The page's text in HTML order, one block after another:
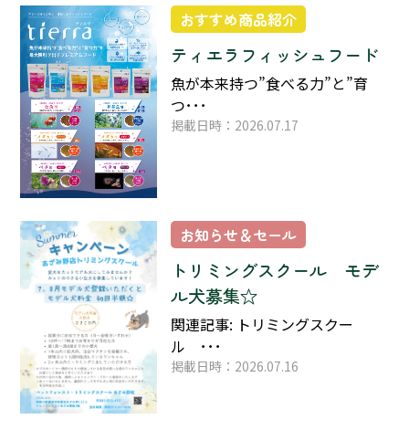
おすすめ商品紹介
ティエラフィッシュフード
魚が本来持つ”食べる力”と”育
つ･･･
掲載日時：2026.07.17
お知らせ＆セール
トリミングスクール モデ
ル犬募集☆
関連記事: トリミングスクー
ル ･･･
掲載日時：2026.07.16